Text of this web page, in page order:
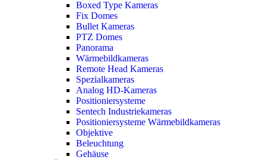
Boxed Type Kameras
Fix Domes
Bullet Kameras
PTZ Domes
Panorama
Wärmebildkameras
Remote Head Kameras
Spezialkameras
Analog HD-Kameras
Positioniersysteme
Sentech Industriekameras
Positioniersysteme Wärmebildkameras
Objektive
Beleuchtung
Gehäuse